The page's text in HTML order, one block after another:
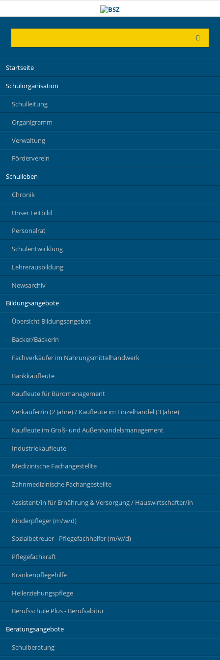
Navigation
überspringen
Startseite
Schulorganisation
Schulleitung
Organigramm
Verwaltung
Förderverein
Schulleben
Chronik
Unser Leitbild
Personalrat
Schulentwicklung
Lehrerausbildung
Newsarchiv
Bildungsangebote
Übersicht Bildungsangebot
Bäcker/Bäckerin
Fachverkäufer im Nahrungsmittelhandwerk
Bankkaufleute
Kaufleute für Büromanagement
Verkäufer/in (2 Jahre) / Kaufleute im Einzelhandel (3 Jahre)
Kaufleute im Groß- und Außenhandelsmanagement
Industriekaufleute
Medizinische Fachangestellte
Zahnmedizinische Fachangestellte
Assistent/in für Ernährung & Versorgung / Hauswirtschafter/in
Kinderpfleger (m/w/d)
Sozialbetreuer - Pflegefachhelfer (m/w/d)
Pflegefachkraft
Krankenpflegehilfe
Heilerziehungspflege
Berufsschule Plus - Berufsabitur
Beratungsangebote
Schulberatung